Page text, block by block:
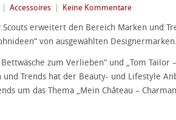
Accessoires Keine Kommentare
erweitert den Bereich Marken und
von ausgewählten Designermarken.
zum Verlieben“ und „Tom Tailor
Trends hat der Beauty- und Lifestyle
um das Thema „Mein Château –